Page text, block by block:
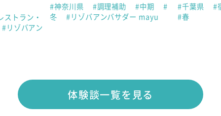
ストラン・
#リゾバアン
#神奈川県 #調理補助 #中期
#
冬
#リゾバアンバサダー mayu
#千葉県
#
#春
体験談一覧を見る